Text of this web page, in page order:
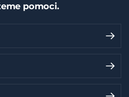
pomoci.